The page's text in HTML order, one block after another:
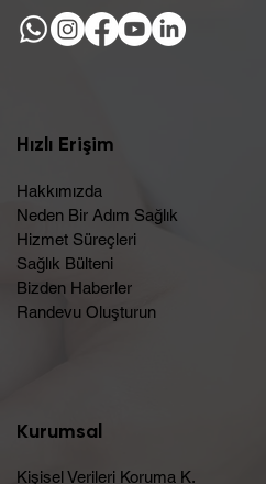
Hızlı Erişim
Hakkımızda
Neden Bir Adım Sağlık
Hizmet Süreçleri
Sağlık Bülteni
Bizden Haberler
Randevu Oluşturun​
Kurumsal
Kişisel Verileri Koruma K.